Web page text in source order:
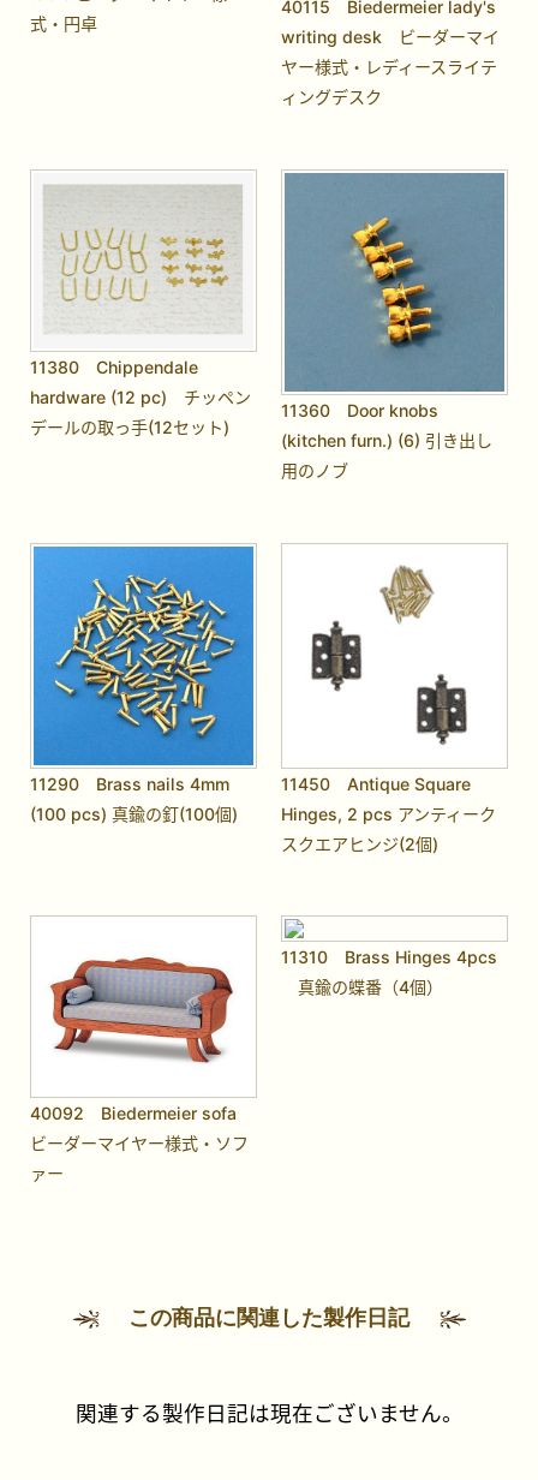
式・円卓
40115 Biedermeier lady's
writing desk ビーダーマイ
ヤー様式・レディースライテ
ィングデスク
11380 Chippendale
hardware (12 pc) チッペン
デールの取っ手(12セット)
11360 Door knobs
(kitchen furn.) (6) 引き出し
用のノブ
11290 Brass nails 4mm
(100 pcs) 真鍮の釘(100個)
11450 Antique Square
Hinges, 2 pcs アンティーク
スクエアヒンジ(2個)
40092 Biedermeier sofa
ビーダーマイヤー様式・ソフ
ァー
11310 Brass Hinges 4pcs
真鍮の蝶番（4個）
この商品に関連した製作日記
関連する製作日記は現在ございません。